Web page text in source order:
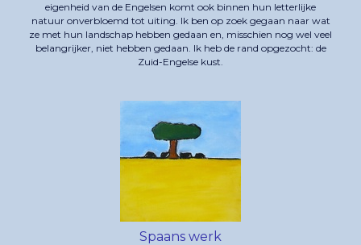
eigenheid van de Engelsen komt ook binnen hun letterlijke
natuur onverbloemd tot uiting. Ik ben op zoek gegaan naar wat
ze met hun landschap hebben gedaan en, misschien nog wel veel
belangrijker, niet hebben gedaan. Ik heb de rand opgezocht: de
Zuid-Engelse kust.
Spaans werk